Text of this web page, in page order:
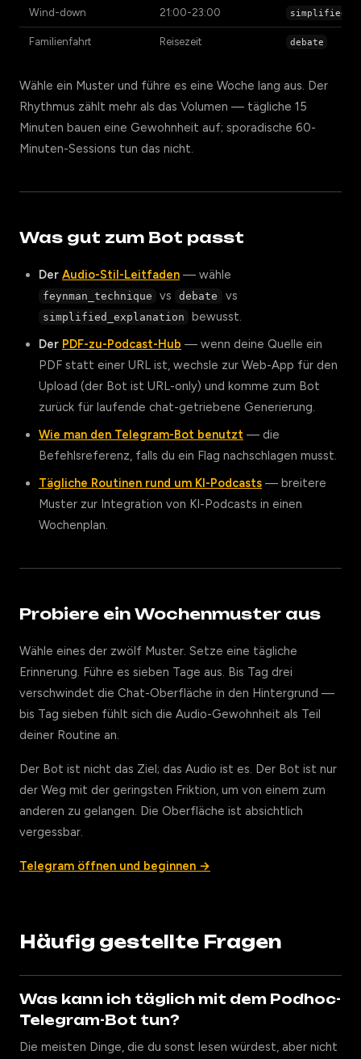
Wind-down 21:00-23:00
Familienfahrt Reisezeit debate
Wähle ein Muster und führe es eine Woche lang aus. Der
Rhythmus zählt mehr als das Volumen — tägliche 15
Minuten bauen eine Gewohnheit auf; sporadische 60-
Minuten-Sessions tun das nicht.
Was gut zum Bot passt
Der Audio-Stil-Leitfaden — wähle
feynman_technique vs debate vs
simplified_explanation
bewusst.
Der PDF-zu-Podcast-Hub — wenn deine Quelle ein
PDF statt einer URL ist, wechsle zur Web-App für den
Upload (der Bot ist URL-only) und komme zum Bot
zurück für laufende chat-getriebene Generierung.
Wie man den Telegram-Bot benutzt — die
Befehlsreferenz, falls du ein Flag nachschlagen musst.
Tägliche Routinen rund um KI-Podcasts — breitere
Muster zur Integration von KI-Podcasts in einen
Wochenplan.
Probiere ein Wochenmuster aus
Wähle eines der zwölf Muster. Setze eine tägliche
Erinnerung. Führe es sieben Tage aus. Bis Tag drei
verschwindet die Chat-Oberfläche in den Hintergrund —
bis Tag sieben fühlt sich die Audio-Gewohnheit als Teil
deiner Routine an.
Der Bot ist nicht das Ziel; das Audio ist es. Der Bot ist nur
der Weg mit der geringsten Friktion, um von einem zum
anderen zu gelangen. Die Oberfläche ist absichtlich
vergessbar.
Telegram öffnen und beginnen →
Häufig gestellte Fragen
Was kann ich täglich mit dem Podhoc-
Telegram-Bot tun?
Die meisten Dinge, die du sonst lesen würdest, aber nicht